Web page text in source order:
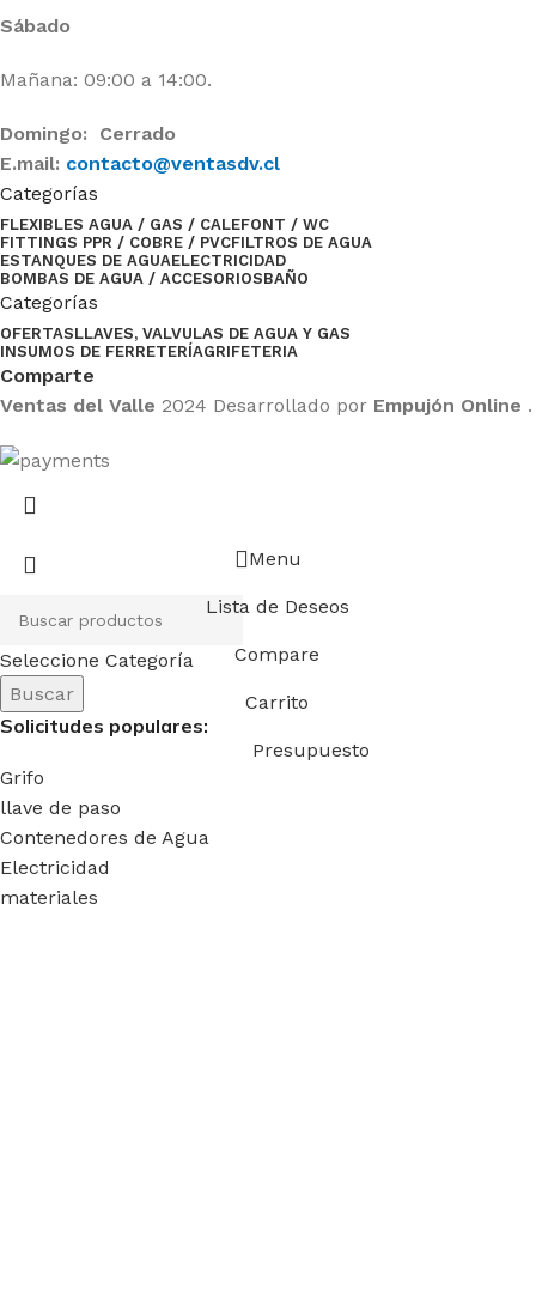
Sábado
Mañana: 09:00 a 14:00.
Domingo: Cerrado
E.mail: contacto@ventasdv.cl
Categorías
FLEXIBLES AGUA / GAS / CALEFONT / WC
FITTINGS PPR / COBRE / PVCFILTROS DE AGUA
ESTANQUES DE AGUAELECTRICIDAD
BOMBAS DE AGUA / ACCESORIOSBAÑO
Categorías
OFERTASLLAVES, VALVULAS DE AGUA Y GAS
INSUMOS DE FERRETERÍAGRIFETERIA
Comparte
Ventas del Valle 2024 Desarrollado por Empujón Online .
Seleccione Categoría
Buscar
Solicitudes populares:
Grifo
llave de paso
Contenedores de Agua
Electricidad
materiales
Menu
Lista de Deseos
Compare
Carrito
Presupuesto